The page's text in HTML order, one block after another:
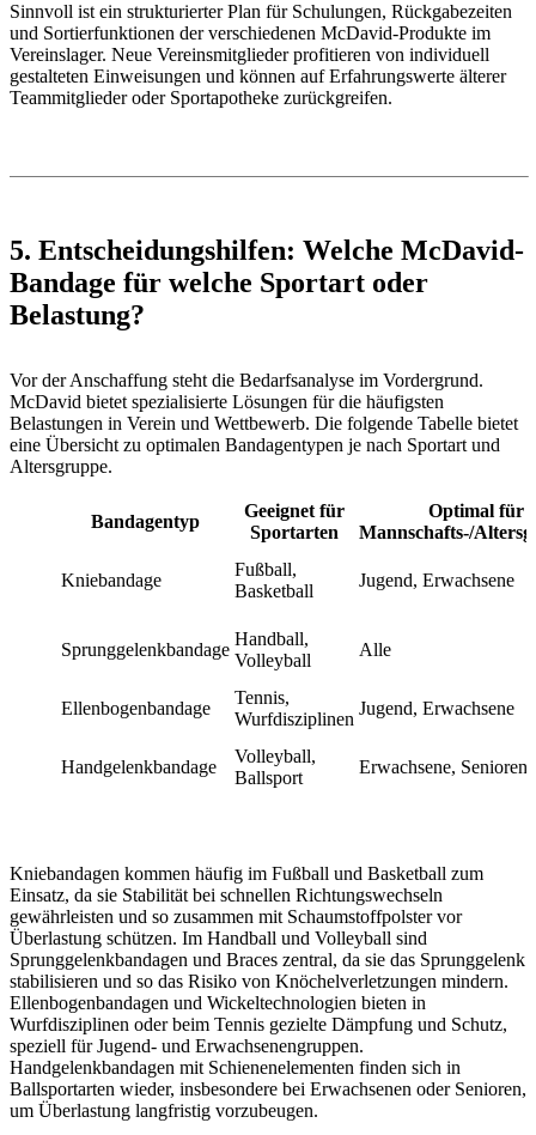
Sinnvoll ist ein strukturierter Plan für Schulungen, Rückgabezeiten
und Sortierfunktionen der verschiedenen McDavid-Produkte im
Vereinslager. Neue Vereinsmitglieder profitieren von individuell
gestalteten Einweisungen und können auf Erfahrungswerte älterer
Teammitglieder oder Sportapotheke zurückgreifen.
5. Entscheidungshilfen: Welche McDavid-
Bandage für welche Sportart oder
Belastung?
Vor der Anschaffung steht die Bedarfsanalyse im Vordergrund.
McDavid bietet spezialisierte Lösungen für die häufigsten
Belastungen in Verein und Wettbewerb. Die folgende Tabelle bietet
eine Übersicht zu optimalen Bandagentypen je nach Sportart und
Altersgruppe.
Bandagentyp
Geeignet für
Sportarten
Optimal für
Mannschafts-/
Kniebandage
Fußball,
Basketball
Jugend, Erwachsene
Sprunggelenkbandage
Handball,
Volleyball
Alle
Ellenbogenbandage
Tennis,
Wurfdisziplinen
Jugend, Erwachsene
Handgelenkbandage
Volleyball,
Ballsport
Erwachsene, Senioren
Kniebandagen kommen häufig im Fußball und Basketball zum
Einsatz, da sie Stabilität bei schnellen Richtungswechseln
gewährleisten und so zusammen mit Schaumstoffpolster vor
Überlastung schützen. Im Handball und Volleyball sind
Sprunggelenkbandagen und Braces zentral, da sie das Sprunggelenk
stabilisieren und so das Risiko von Knöchelverletzungen mindern.
Ellenbogenbandagen und Wickeltechnologien bieten in
Wurfdisziplinen oder beim Tennis gezielte Dämpfung und Schutz,
speziell für Jugend- und Erwachsenengruppen.
Handgelenkbandagen mit Schienenelementen finden sich in
Ballsportarten wieder, insbesondere bei Erwachsenen oder Senioren,
um Überlastung langfristig vorzubeugen.